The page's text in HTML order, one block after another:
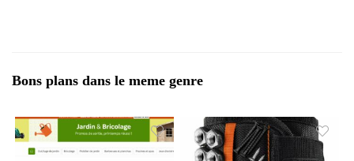
Bons plans dans le meme genre